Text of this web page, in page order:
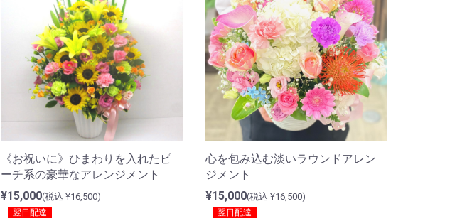
《お祝いに》ひまわりを入れたピ
ーチ系の豪華なアレンジメント
¥15,000(税込 ¥16,500)
翌日配達
心を包み込む淡いラウンドアレン
ジメント
¥15,000(税込 ¥16,500)
翌日配達